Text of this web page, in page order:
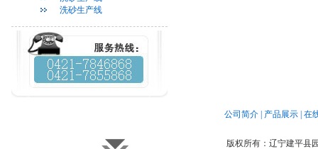
洗砂生产线
公司简介| 产品展示| 在
版权所有： 辽宁建平县